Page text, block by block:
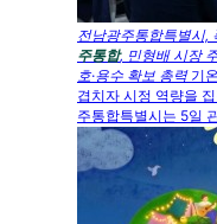
전남광주통합특별시,
주통합, 민형배 시장
호·용수 확보 총력기
겹치자 시정 역량을
주통합특별시는 5일